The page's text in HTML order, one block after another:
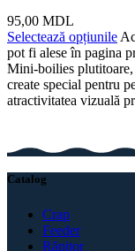
95,00 MDL
Selectează opțiunile
pot fi alese în pagina
Mini-boilies plutitoare,
create special pentru
atractivitatea vizuală
Catalog
Crap
Feeder
Răpitor